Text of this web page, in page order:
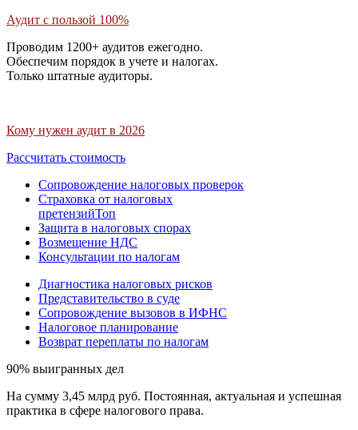
Аудит с пользой 100%
Проводим 1200+ аудитов ежегодно.
Обеспечим порядок в учете и налогах.
Только штатные аудиторы.
Кому нужен аудит в 2026
Рассчитать стоимость
Сопровождение налоговых проверок
Страховка от налоговых
претензийТоп
Защита в налоговых спорах
Возмещение НДС
Консультации по налогам
Диагностика налоговых рисков
Представительство в суде
Сопровождение вызовов в ИФНС
Налоговое планирование
Возврат переплаты по налогам
90% выигранных дел
На сумму 3,45 млрд руб. Постоянная, актуальная и успешная
практика в сфере налогового права.